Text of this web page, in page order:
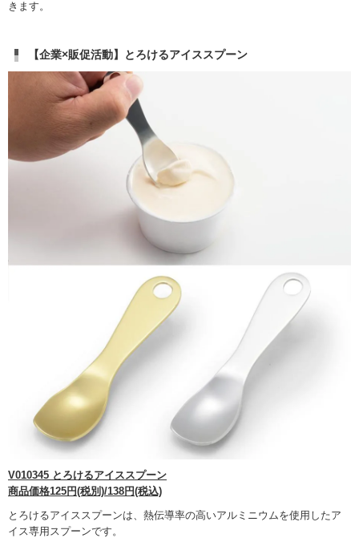
きます。
【企業×販促活動】とろけるアイススプーン
V010345 とろけるアイススプーン
商品価格125円(税別)/138円(税込)
とろけるアイススプーンは、熱伝導率の高いアルミニウムを使用したア
イス専用スプーンです。